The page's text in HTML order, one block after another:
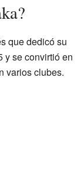
que dedicó su
y se convirtió en
varios clubes.